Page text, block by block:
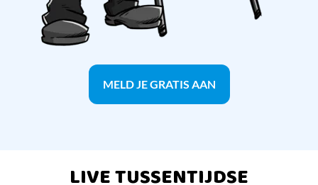
MELD JE GRATIS AAN
LIVE TUSSENTIJDSE